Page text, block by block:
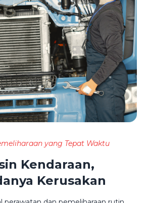
yang Tepat Waktu
Kendaraan,
Kerusakan